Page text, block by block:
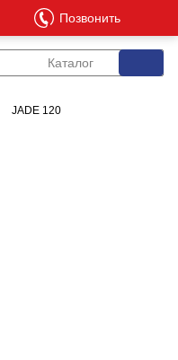
Каталог
JADE 120
Позвонить